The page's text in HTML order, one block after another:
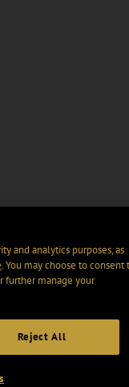
and analytics purposes, as
. You may choose to consent
further manage your
Reject All